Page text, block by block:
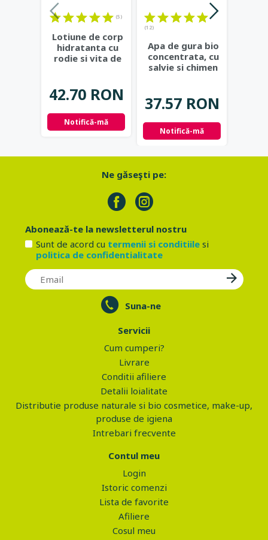
(5)
Lotiune de corp
hidratanta cu
rodie si vita de
42.70 RON
Notifică-mă
(12)
Apa de gura bio
concentrata, cu
salvie si chimen
37.57 RON
Notifică-mă
Ne găseşti pe:
Abonează-te la newsletterul nostru
Sunt de acord cu termenii si conditiilesi
politica de confidentialitate
Suna-ne
Servicii
Cum cumperi?
Livrare
Conditii afiliere
Detalii loialitate
Distributie produse naturale si bio cosmetice, make-up,
produse de igiena
Intrebari frecvente
Contul meu
Login
Istoric comenzi
Lista de favorite
Afiliere
Cosul meu